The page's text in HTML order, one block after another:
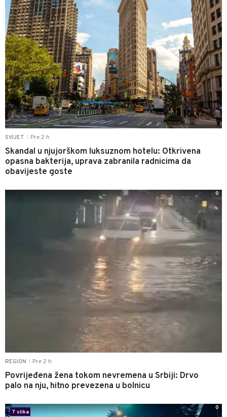
SVIJET Pre 2 h
Skandal u njujorškom luksuznom hotelu: Otkrivena
opasna bakterija, uprava zabranila radnicima da
obavijeste goste
REGION Pre 2 h
Povrijeđena žena tokom nevremena u Srbiji: Drvo
palo na nju, hitno prevezena u bolnicu
0
7 slika
0